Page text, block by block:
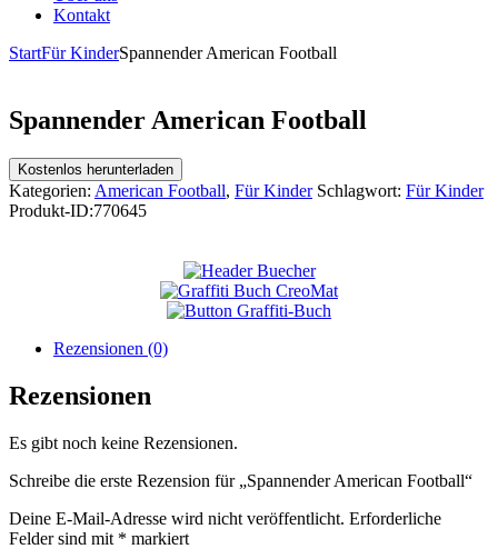
Kontakt
StartFür KinderSpannender American Football
Spannender American Football
Kostenlos herunterladen
Kategorien: American Football, Für Kinder Schlagwort: Für Kinder
Produkt-ID:770645
Rezensionen (0)
Rezensionen
Es gibt noch keine Rezensionen.
Schreibe die erste Rezension für „Spannender American Football“
Deine E-Mail-Adresse wird nicht veröffentlicht. Erforderliche
Felder sind mit * markiert